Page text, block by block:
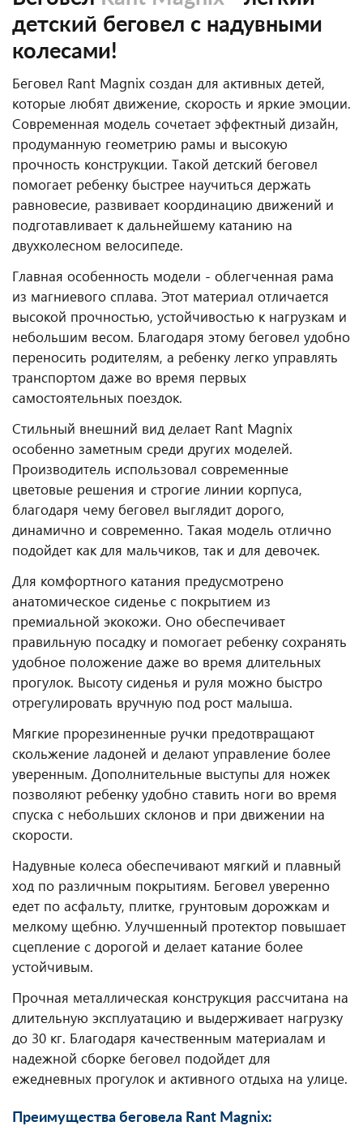
детский беговел с надувными
колесами!
Беговел Rant Magnix создан для активных детей,
которые любят движение, скорость и яркие эмоции.
Современная модель сочетает эффектный дизайн,
продуманную геометрию рамы и высокую
прочность конструкции. Такой детский беговел
помогает ребенку быстрее научиться держать
равновесие, развивает координацию движений и
подготавливает к дальнейшему катанию на
двухколесном велосипеде.
Главная особенность модели - облегченная рама
из магниевого сплава. Этот материал отличается
высокой прочностью, устойчивостью к нагрузкам и
небольшим весом. Благодаря этому беговел удобно
переносить родителям, а ребенку легко управлять
транспортом даже во время первых
самостоятельных поездок.
Стильный внешний вид делает Rant Magnix
особенно заметным среди других моделей.
Производитель использовал современные
цветовые решения и строгие линии корпуса,
благодаря чему беговел выглядит дорого,
динамично и современно. Такая модель отлично
подойдет как для мальчиков, так и для девочек.
Для комфортного катания предусмотрено
анатомическое сиденье с покрытием из
премиальной экокожи. Оно обеспечивает
правильную посадку и помогает ребенку сохранять
удобное положение даже во время длительных
прогулок. Высоту сиденья и руля можно быстро
отрегулировать вручную под рост малыша.
Мягкие прорезиненные ручки предотвращают
скольжение ладоней и делают управление более
уверенным. Дополнительные выступы для ножек
позволяют ребенку удобно ставить ноги во время
спуска с небольших склонов и при движении на
скорости.
Надувные колеса обеспечивают мягкий и плавный
ход по различным покрытиям. Беговел уверенно
едет по асфальту, плитке, грунтовым дорожкам и
мелкому щебню. Улучшенный протектор повышает
сцепление с дорогой и делает катание более
устойчивым.
Прочная металлическая конструкция рассчитана на
длительную эксплуатацию и выдерживает нагрузку
до 30 кг. Благодаря качественным материалам и
надежной сборке беговел подойдет для
ежедневных прогулок и активного отдыха на улице.
Преимущества беговела Rant Magnix: